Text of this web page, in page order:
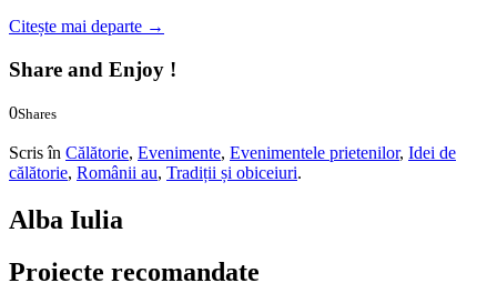
Citește mai departe →
Share and Enjoy !
0Shares
Scris în Călătorie, Evenimente, Evenimentele prietenilor, Idei de
călătorie, Românii au, Tradiții și obiceiuri.
Alba Iulia
Proiecte recomandate